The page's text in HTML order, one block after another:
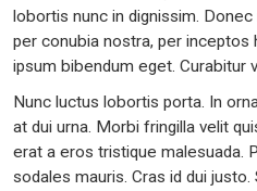
lobortis nunc in dignissim.
per conubia nostra, per
ipsum bibendum eget. Curabitur
Nunc luctus lobortis porta. In
at dui urna. Morbi fringilla velit
erat a eros tristique malesuada.
sodales mauris. Cras id dui